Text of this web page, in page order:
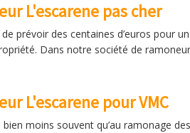
L'escarene pas cher
prévoir des centaines d’euros pour
Dans notre société de
L'escarene pour VMC
bien moins souvent qu’au ramonage